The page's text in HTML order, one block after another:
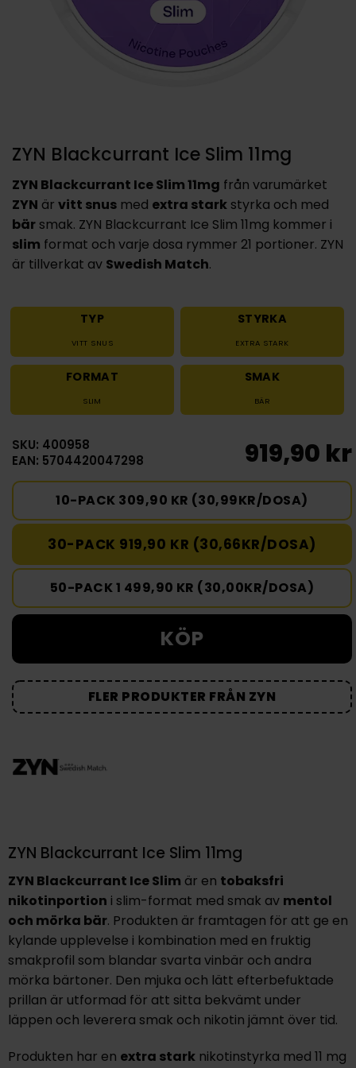
ZYN Blackcurrant Ice Slim 11mg
ZYN Blackcurrant Ice Slim 11mg från varumärket
ZYN är vitt snus med extra stark styrka och med
bär smak. ZYN Blackcurrant Ice Slim 11mg kommer i
slim format och varje dosa rymmer 21 portioner. ZYN
är tillverkat av Swedish Match.
TYP
VITT SNUS
STYRKA
EXTRA STARK
FORMAT
SLIM
SMAK
BÄR
SKU: 400958
EAN: 5704420047298
919,90 kr
10-PACK 309,90 KR (30,99KR/DOSA)
30-PACK 919,90 KR (30,66KR/DOSA)
50-PACK 1 499,90 KR (30,00KR/DOSA)
KÖP
FLER PRODUKTER FRÅN ZYN
ZYN Blackcurrant Ice Slim 11mg
ZYN Blackcurrant Ice Slim är en tobaksfri
nikotinportion i slim-format med smak av mentol
och mörka bär. Produkten är framtagen för att ge en
kylande upplevelse i kombination med en fruktig
smakprofil som blandar svarta vinbär och andra
mörka bärtoner. Den mjuka och lätt efterbefuktade
prillan är utformad för att sitta bekvämt under
läppen och leverera smak och nikotin jämnt över tid.
Produkten har en extra starknikotinstyrka med 11 mg